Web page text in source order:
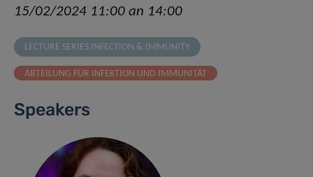
15/02/2024 11:00 an 14:00
LECTURE SERIES INFECTION & IMMUNITY
ABTEILUNG FÜR INFEKTION UND IMMUNITÄT
Speakers